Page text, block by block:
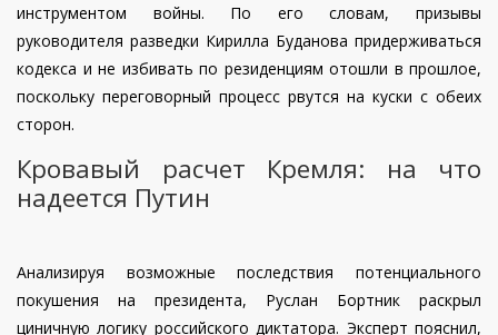
инструментом войны. По его словам, призывы
руководителя разведки Кирилла Буданова придерживаться
кодекса и не избивать по резиденциям отошли в прошлое,
поскольку переговорный процесс рвутся на куски с обеих
сторон.
Кровавый расчет Кремля: на что
надеется Путин
Анализируя возможные последствия потенциального
покушения на президента, Руслан Бортник раскрыл
циничную логику российского диктатора. Эксперт пояснил,